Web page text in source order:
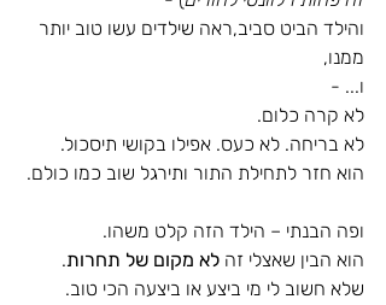
והילד הביט סביב,ראה שילדים עשו טוב יותר
ממנו,
ו... -
לא קרה כלום.
לא בריחה. לא כעס. אפילו בקושי תיסכול.
הוא חזר לתחילת התור ותירגל שוב כמו כולם.
ופה הבנתי – הילד הזה קלט משהו.
הוא הבין שאצלי זה לא מקום של תחרות.
שלא חשוב לי מי ביצע או ביצעה הכי טוב.